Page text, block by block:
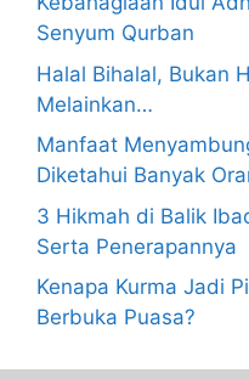
Senyum Qurban
Halal Bihalal, Bukan
Melainkan…
Manfaat
Diketahui Banyak
3 Hikmah di Balik
Serta Penerapannya
Kenapa Kurma Jadi
Berbuka Puasa?